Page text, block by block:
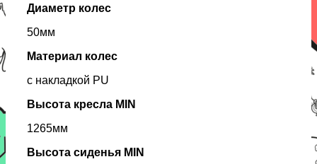
Диаметр колес
50мм
Материал колес
с накладкой PU
Высота кресла MIN
1265мм
Высота сиденья MIN